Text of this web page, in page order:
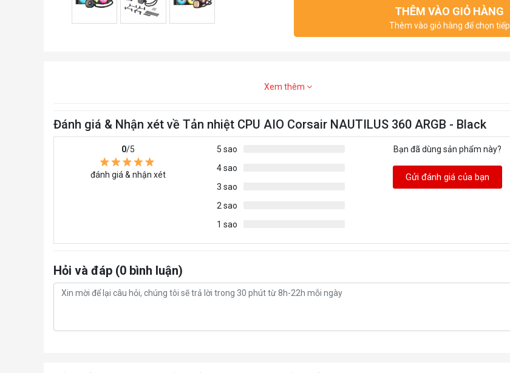
THÊM VÀO GIỎ HÀNG
Thêm vào giỏ hàng để chọn tiếp
Xem thêm
Đánh giá & Nhận xét về Tản nhiệt CPU AIO Corsair NAUTILUS 360 ARGB - Black
0/5
đánh giá & nhận xét
5 sao
4 sao
3 sao
2 sao
1 sao
Bạn đã dùng sản phẩm này?
Gửi đánh giá của bạn
Hỏi và đáp (0 bình luận)